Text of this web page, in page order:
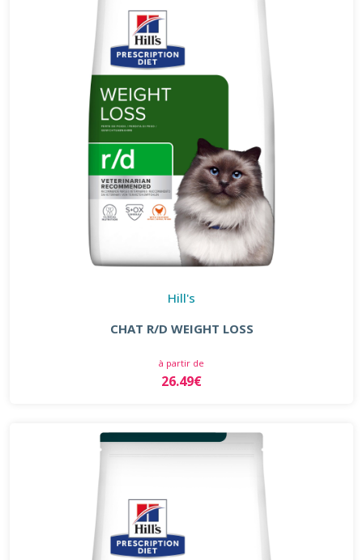
Hill's
CHAT R/D WEIGHT LOSS
à partir de
26.49€